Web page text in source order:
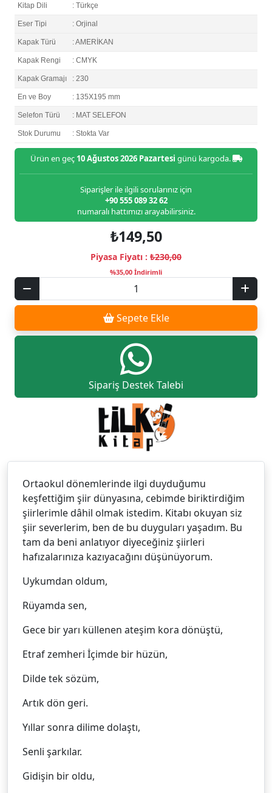
Kitap Dili : Türkçe
Eser Tipi : Orjinal
Kapak Türü : AMERİKAN
Kapak Rengi : CMYK
Kapak Gramajı : 230
En ve Boy : 135X195 mm
Selefon Türü : MAT SELEFON
Stok Durumu : Stokta Var
Ürün en geç 10 Ağustos 2026 Pazartesi günü kargoda.
Siparişler ile ilgili sorularınız için
+90 555 089 32 62
numaralı hattımızı arayabilirsiniz.
₺149,50
Piyasa Fiyatı : ₺230,00
%35,00 İndirimli
Sepete Ekle
Sipariş Destek Talebi
Ortaokul dönemlerinde ilgi duyduğumu
keşfettiğim şiir dünyasına, cebimde biriktirdiğim
şiirlerimle dâhil olmak istedim. Kitabı okuyan siz
şiir severlerim, ben de bu duyguları yaşadım. Bu
tam da beni anlatıyor diyeceğiniz şiirleri
hafızalarınıza kazıyacağını düşünüyorum.
Uykumdan oldum,
Rüyamda sen,
Gece bir yarı küllenen ateşim kora dönüştü,
Etraf zemheri İçimde bir hüzün,
Dilde tek sözüm,
Artık dön geri.
Yıllar sonra dilime dolaştı,
Senli şarkılar.
Gidişin bir oldu,